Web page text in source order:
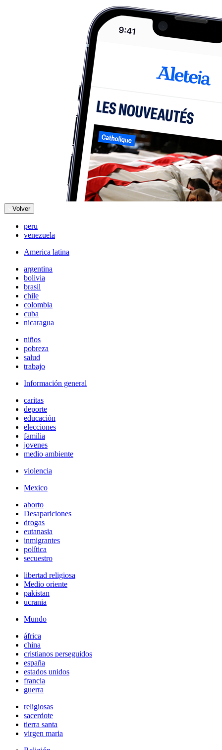
Volver
peru
venezuela
America latina
argentina
bolivia
brasil
chile
colombia
cuba
nicaragua
niños
pobreza
salud
trabajo
Información general
caritas
deporte
educación
elecciones
familia
jovenes
medio ambiente
violencia
Mexico
aborto
Desapariciones
drogas
eutanasia
inmigrantes
política
secuestro
libertad religiosa
Medio oriente
pakistan
ucrania
Mundo
áfrica
china
cristianos perseguidos
españa
estados unidos
francia
guerra
religiosas
sacerdote
tierra santa
virgen maria